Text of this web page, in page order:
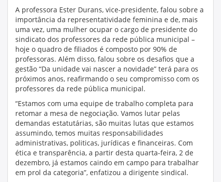
A professora Ester Durans, vice-presidente, falou sobre a
importância da representatividade feminina e de, mais
uma vez, uma mulher ocupar o cargo de presidente do
sindicato dos professores da rede pública municipal –
hoje o quadro de filiados é composto por 90% de
professoras. Além disso, falou sobre os desafios que a
gestão “Da unidade vai nascer a novidade” terá para os
próximos anos, reafirmando o seu compromisso com os
professores da rede pública municipal.
“Estamos com uma equipe de trabalho completa para
retomar a mesa de negociação. Vamos lutar pelas
demandas estatutárias, são muitas lutas que estamos
assumindo, temos muitas responsabilidades
administrativas, politicas, jurídicas e financeiras. Com
ética e transparência, a partir desta quarta-feira, 2 de
dezembro, já estamos caindo em campo para trabalhar
em prol da categoria”, enfatizou a dirigente sindical.